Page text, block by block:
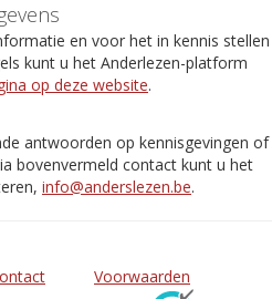
en voor het in kennis stellen
kunt u het Anderlezen-platform
op deze website.
antwoorden op kennisgevingen of
bovenvermeld contact kunt u het
info@anderslezen.be.
Voorwaarden